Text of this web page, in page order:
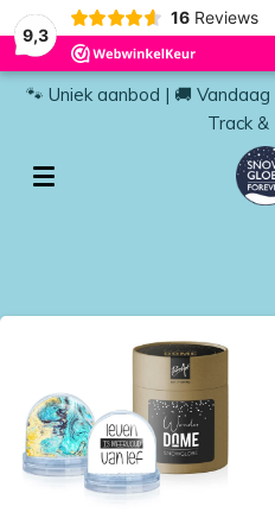
9,3
16 Reviews
🐾 Uniek aanbod | 🚚
Track &